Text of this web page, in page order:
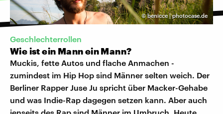
©benicce | photocase.de
Geschlechterrollen
Wie ist ein Mann ein Mann?
Muckis, fette Autos und flache Anmachen -
zumindest im Hip Hop sind Männer selten weich. Der
Berliner Rapper Juse Ju spricht über Macker-Gehabe
und was Indie-Rap dagegen setzen kann. Aber auch